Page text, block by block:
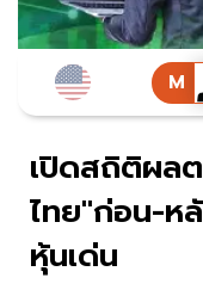
เปิดสถิติผล
ไทย"ก่อน-ห
หุ้นเด่น